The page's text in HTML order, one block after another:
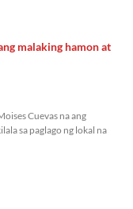
malaking hamon at
Cuevas na ang
sa paglago ng lokal na